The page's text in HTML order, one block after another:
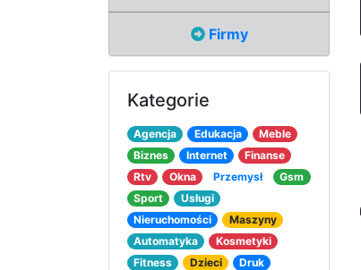
Firmy
Kategorie
Agencja Edukacja
Meble
Biznes
Internet
Finanse
Rtv
Okna Przemysł
Gsm
Sport
Usługi
Nieruchomości
Maszyny
Automatyka
Kosmetyki
Fitness
Dzieci
Druk